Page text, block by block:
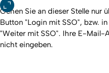
Gehen Sie an dieser Stelle nur
Button "Login mit SSO", bzw.
"Weiter mit SSO". Ihre E-Mail-
nicht eingeben.